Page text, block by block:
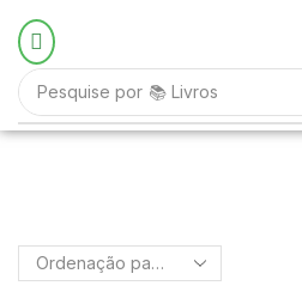
Pesquise por 📚 Livros